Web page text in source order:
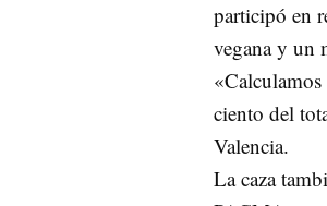
participó en
vegana y un
ciento del
Valencia.
La caza